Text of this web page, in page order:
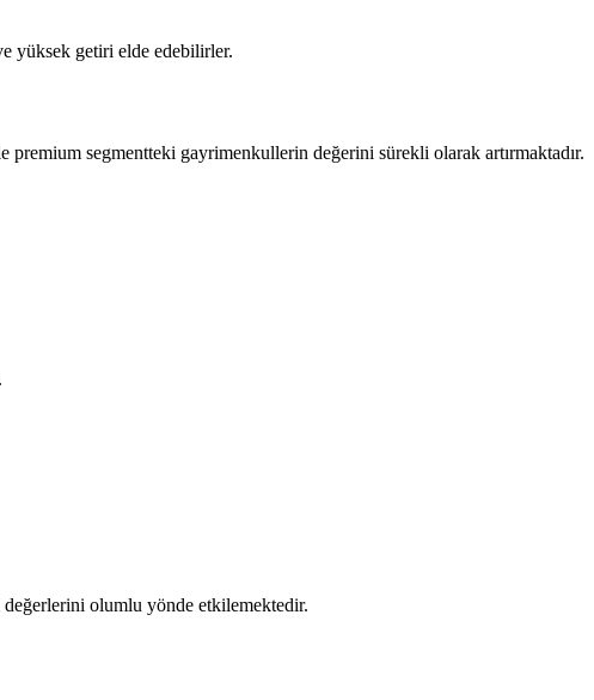
yüksek getiri elde edebilirler.
premium segmentteki gayrimenkullerin değerini sürekli olarak artırmaktadır.
değerlerini olumlu yönde etkilemektedir.